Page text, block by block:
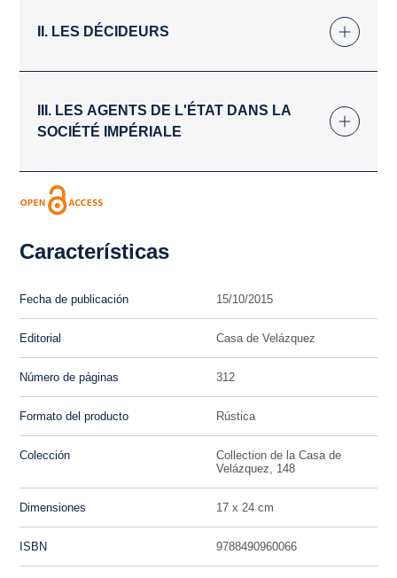
II. LES DÉCIDEURS
III. LES AGENTS DE L'ÉTAT DANS LA
SOCIÉTÉ IMPÉRIALE
Características
Fecha de publicación 15/10/2015
Editorial Casa de Velázquez
Número de páginas 312
Formato del producto Rústica
Colección
Collection de la Casa de
Velázquez, 148
Dimensiones 17 x 24 cm
ISBN 9788490960066